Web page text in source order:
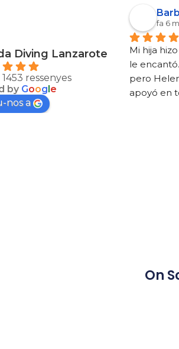
Diving Lanzarote
ressenyes
by Goog e
nos a
fa 6
Mi hija
le
pero
apoyó en
On